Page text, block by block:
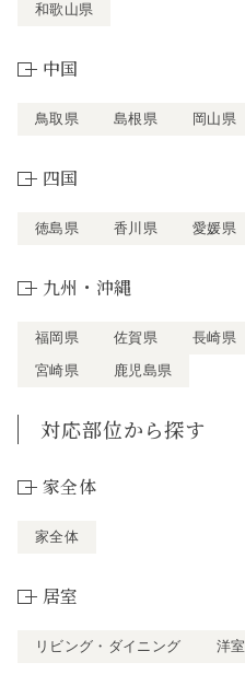
和歌山県
中国
鳥取県 島根県 岡山県
四国
徳島県 香川県 愛媛県
九州・沖縄
福岡県 佐賀県 長崎県
宮崎県
鹿児島県
対応部位から探す
家全体
家全体
居室
リビング・ダイニング 洋室